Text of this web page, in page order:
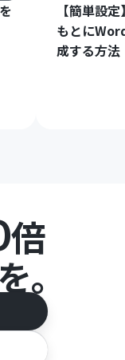
【簡単設
もとに
成する方法
倍
。